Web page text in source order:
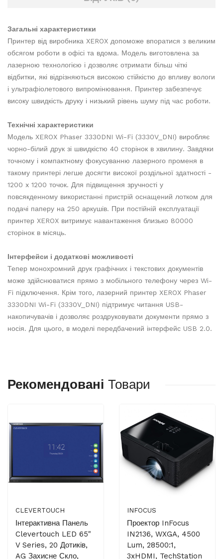
Загальні характеристики
Принтер від виробника XEROX допоможе впоратися з великим
обсягом роботи в офісі та вдома. Модель виготовлена за
лазерною технологією і дозволяє отримати більш чіткі
відбитки, які відрізняються високою стійкістю до впливу вологи
і ультрафіолетового випромінювання. Принтер забезпечує
високу швидкість друку і низький рівень шуму під час роботи.
Технічні характеристики
Модель XEROX Phaser 3330DNI Wi-Fi (3330V_DNI) виробляє
чорно-білий друк зі швидкістю 40 сторінок в хвилину. Завдяки
точному і компактному фокусуванню лазерного променя в
такому принтері легше досягти високої роздільної здатності -
1200 x 1200 точок. Для підвищення зручності у
повсякденному використанні пристрій оснащений лотком для
подачі паперу на 250 аркушів. При постійній експлуатації
принтер XEROX витримує навантаження близько 80000
сторінок в місяць.
Інтерфейси і додаткові можливості
Тепер монохромний друк графічних і текстових документів
може здійснюватися прямо з мобільного телефону через Wi-
Fi підключення. Крім того, лазерний принтер XEROX Phaser
3330DNI Wi-Fi (3330V_DNI) підтримує читання USB-
накопичувачів і дозволяє роздруковувати документи прямо з
носія. Для цього, в моделі передбачений інтерфейс USB 2.0.
Рекомендовані Товари
CLEVERTOUCH
Інтерактивна Панель
Clevertouch LED 65"
V Series, 20 Дотиків,
AG Захисне Скло,
INFOCUS
Проектор InFocus
IN2136, WXGA, 4500
Lum, 28500:1,
3xHDMI, TechStation